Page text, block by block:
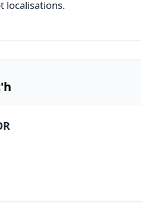
localisations.